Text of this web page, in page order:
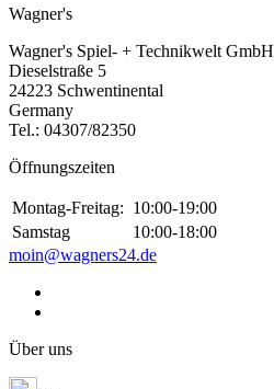
Wagner's
Wagner's Spiel- + Technikwelt GmbH
Dieselstraße 5
24223 Schwentinental
Germany
Tel.: 04307/82350
Öffnungszeiten
Montag-Freitag: 10:00-19:00
Samstag
10:00-18:00
moin@wagners24.de
Über uns